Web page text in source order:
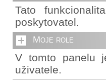
Tato
poskytovatel.
Moje role
V tomto panelu
uživatele.